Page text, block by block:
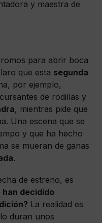
y maestra de
para abrir boca
que esta segunda
por ejemplo,
de rodillas y
, mientras pide que
Una escena que se
y que ha hecho
se mueran de ganas
.
de estreno, es
han decidido
La realidad es
duran unos